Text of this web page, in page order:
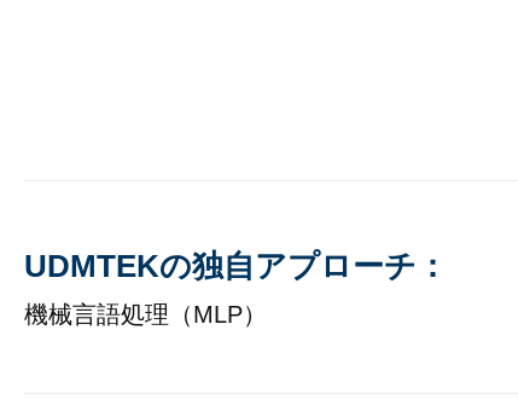
UDMTEKの独自アプローチ：
機械言語処理（MLP）